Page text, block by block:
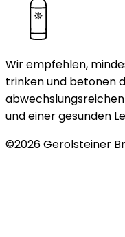
Wir empfehlen,
trinken und betonen
und einer gesunden
©2026Gerolsteiner